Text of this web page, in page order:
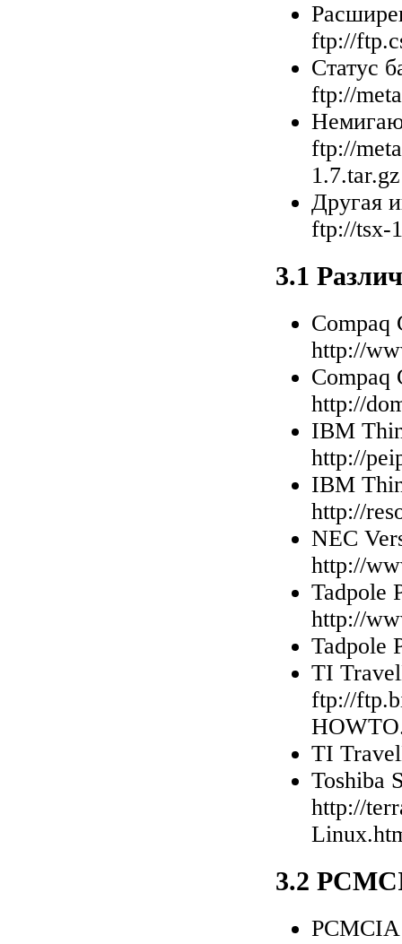
ftp://
Статус
ftp://
ftp://
1.7.tar.gz
Другая
ftp://tsx-
3.1
Compaq
http://
Compaq
http://
IBM
http://
IBM
http://
NEC
http://
Tadpole
http://
Tadpole
TI
ftp://
TI
Toshiba
http://
3.2
PCMCIA